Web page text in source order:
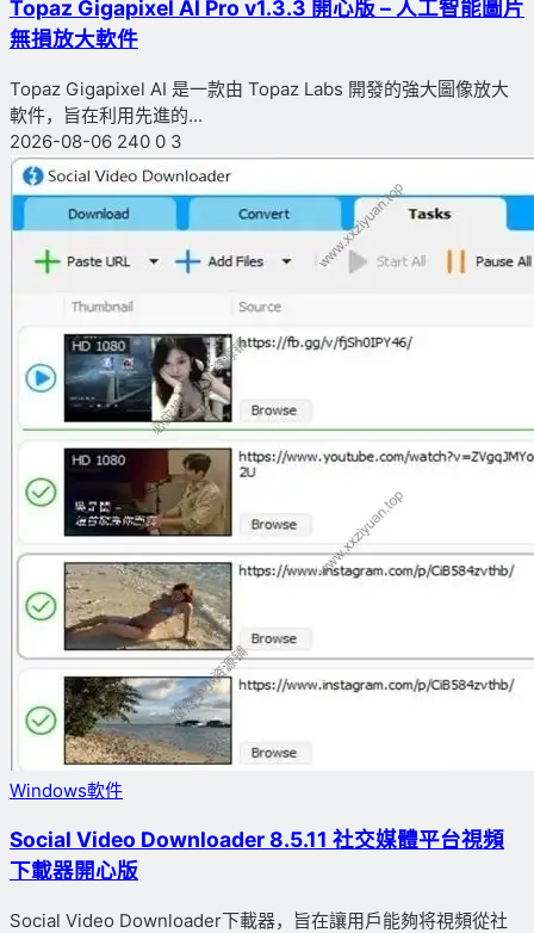
Topaz Gigapixel AI Pro v1.3.3 開心版 – 人工智能圖片
無損放大軟件
Topaz Gigapixel AI 是一款由 Topaz Labs 開發的強大圖像放大
軟件，旨在利用先進的...
2026-08-06 240 0 3
Windows軟件
Social Video Downloader 8.5.11 社交媒體平台視頻
下載器開心版
Social Video Downloader下載器，旨在讓用戶能夠将視頻從社